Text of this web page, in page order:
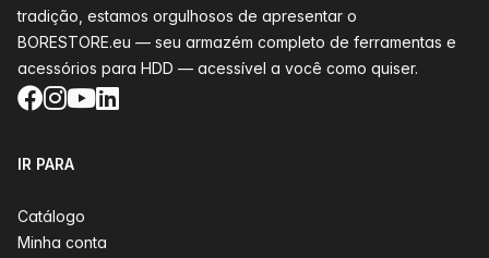
tradição, estamos orgulhosos de apresentar o
BORESTORE.eu — seu armazém completo de ferramentas e
acessórios para HDD — acessível a você como quiser.
Facebook
Instagram
YouTube
LinkedIn
IR PARA
Catálogo
Minha conta